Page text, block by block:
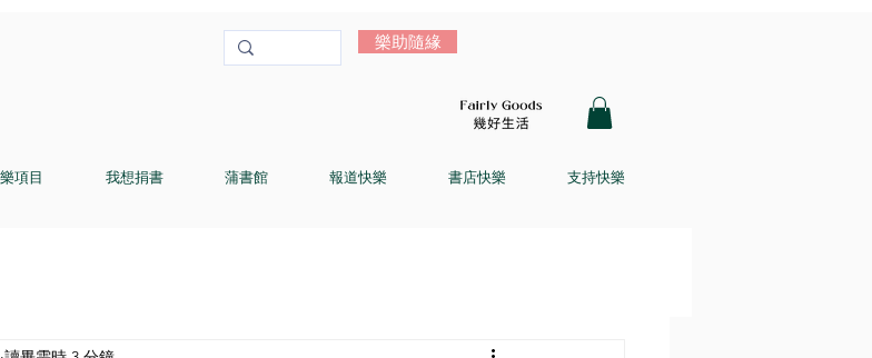
樂助隨緣
項目 我想捐書 蒲書館 報道快樂 書店快樂 支持快樂